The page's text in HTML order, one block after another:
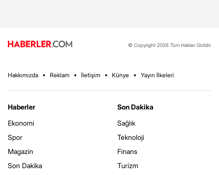
© Copyright 2026 Tüm Hakları Gizlidir.
Hakkımızda Reklam İletişim Künye Yayın İlkeleri
Haberler
Ekonomi
Spor
Magazin
Son Dakika
Son Dakika
Sağlık
Teknoloji
Finans
Turizm